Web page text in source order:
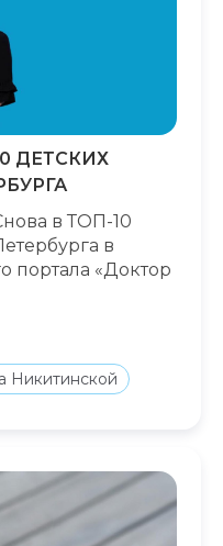
ДЕТСКИХ
в ТОП-10
в
портала «Доктор
Никитинской